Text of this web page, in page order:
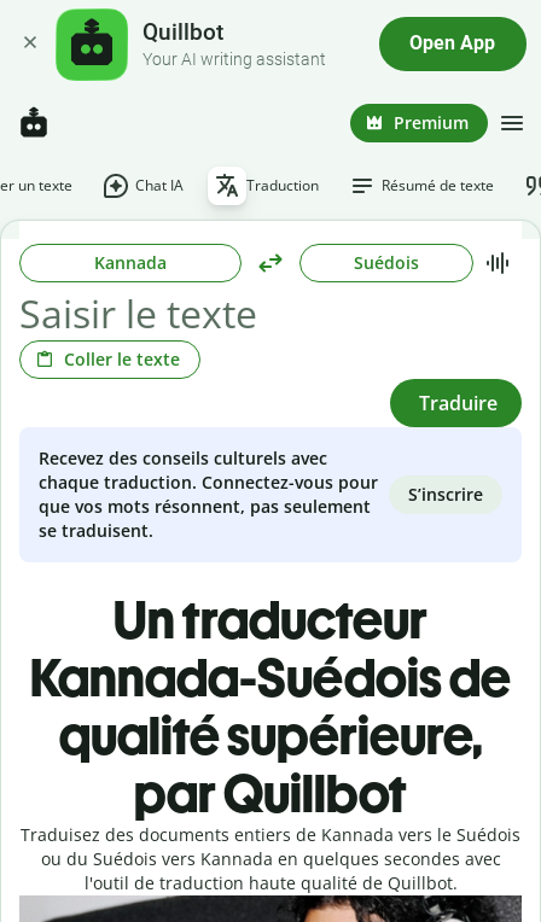
Quillbot
Your AI writing assistant
Open App
Premium
un texte Chat IA Traduction Résumé de texte
Kannada Suédois
Coller le texte
Traduire
Recevez des conseils culturels avec
chaque traduction. Connectez-vous pour
que vos mots résonnent, pas seulement
se traduisent.
S’inscrire
Un traducteur
Kannada-Suédois de
qualité supérieure,
par Quillbot
Traduisez des documents entiers de Kannada vers le Suédois
ou du Suédois vers Kannada en quelques secondes avec
l'outil de traduction haute qualité de Quillbot.